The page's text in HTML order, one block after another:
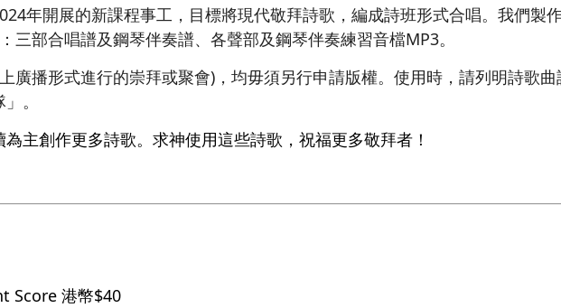
年開展的新課程事工，目標將現代敬拜詩歌，編成詩班形式合唱。我們製
三部合唱譜及鋼琴伴奏譜、各聲部及鋼琴伴奏練習音檔MP3。
廣播形式進行的崇拜或聚會)，均毋須另行申請版權。使用時，請列明詩歌
。
主創作更多詩歌。求神使用這些詩歌，祝福更多敬拜者！
Score 港幣$40